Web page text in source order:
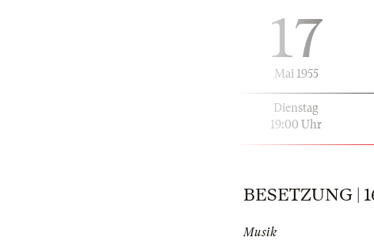
17
Mai 1955
Dienstag
19:00 Uhr
BESETZUNG |
Musik